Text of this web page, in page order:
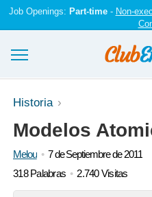
Job Openings: Part-time- Non-
Ensayos y trabajos
Registrarse
Iniciar sesión
Historia
Modelos
Melou
7 de Septiembre de 2011
318 Palabras
2.740 Visitas